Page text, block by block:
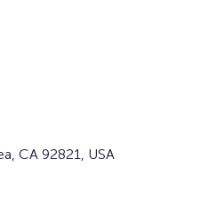
CA 92821, USA